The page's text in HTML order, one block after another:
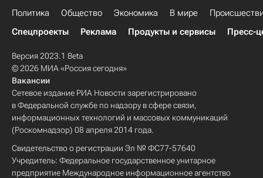
Политика Общество Экономика В мире
Спецпроекты
Реклама Продукты и сервисы Пресс-
Версия 2023.1 Beta
© 2026 МИА «Россия сегодня»
Вакансии
Сетевое издание РИА Новости зарегистрировано
в Федеральной службе по надзору в сфере связи,
информационных технологий и массовых коммуникаций
(Роскомнадзор) 08 апреля 2014 года.
Свидетельство о регистрации Эл № ФС77-57640
Учредитель: Федеральное государственное унитарное
предприятие Международное информационное агентство